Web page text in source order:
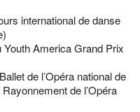
international de danse
Youth America Grand Prix
de l’Opéra national de
de l’Opéra